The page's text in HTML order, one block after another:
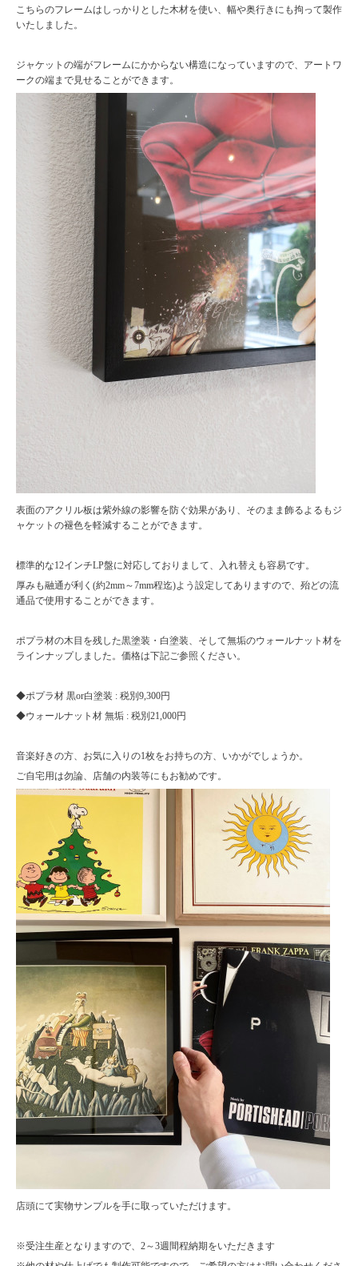
こちらのフレームはしっかりとした木材を使い、幅や奥行きにも拘って製作
いたしました。
ジャケットの端がフレームにかからない構造になっていますので、アートワ
ークの端まで見せることができます。
表面のアクリル板は紫外線の影響を防ぐ効果があり、そのまま飾るよるもジ
ャケットの褪色を軽減することができます。
標準的な12インチLP盤に対応しておりまして、入れ替えも容易です。
厚みも融通が利く(約2mm～7mm程迄)よう設定してありますので、殆どの流
通品で使用することができます。
ポプラ材の木目を残した黒塗装・白塗装、そして無垢のウォールナット材を
ラインナップしました。価格は下記ご参照ください。
◆ポプラ材 黒or白塗装 : 税別9,300円
◆ウォールナット材 無垢 : 税別21,000円
音楽好きの方、お気に入りの1枚をお持ちの方、いかがでしょうか。
ご自宅用は勿論、店舗の内装等にもお勧めです。
店頭にて実物サンプルを手に取っていただけます。
※受注生産となりますので、2～3週間程納期をいただきます